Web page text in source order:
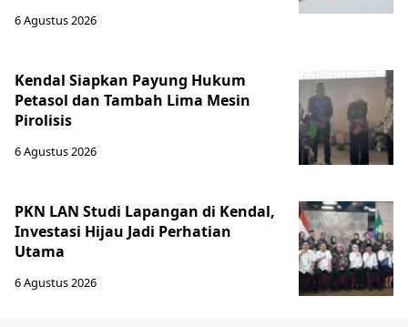
6 Agustus 2026
Kendal Siapkan Payung Hukum
Petasol dan Tambah Lima Mesin
Pirolisis
6 Agustus 2026
PKN LAN Studi Lapangan di Kendal,
Investasi Hijau Jadi Perhatian
Utama
6 Agustus 2026